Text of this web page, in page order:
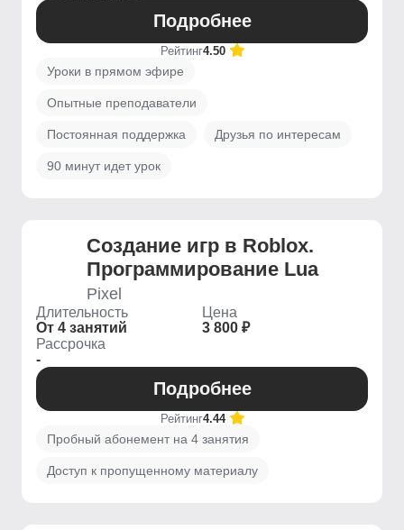
Подробнее
Рейтинг4.50
Уроки в прямом эфире
Опытные преподаватели
Постоянная поддержка Друзья по интересам
90 минут идет урок
Создание игр в Roblox.
Программирование Lua
Pixel
Длительность
От 4 занятий
Цена
3 800 ₽
Рассрочка
-
Подробнее
Рейтинг4.44
Пробный абонемент на 4 занятия
Доступ к пропущенному материалу